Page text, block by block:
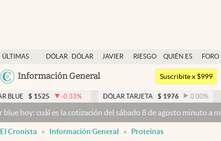
ÚLTIMAS
NOTICIAS
DÓLAR
DÓLAR
JAVIER
RIESGO
QUIÉN ES
QUIÉN
FORO
Argentina
México
Información General
Dólar
Members
Economía y Política
Finanzas y Mercados
Mercados Online
Suscribite x $999
-0.33% DÓLAR TARJETA $ 1976 0.00% DÓLAR
es la cotización del sábado 8 de agosto minuto a minutoDólar
El Cronista Información General Proteinas